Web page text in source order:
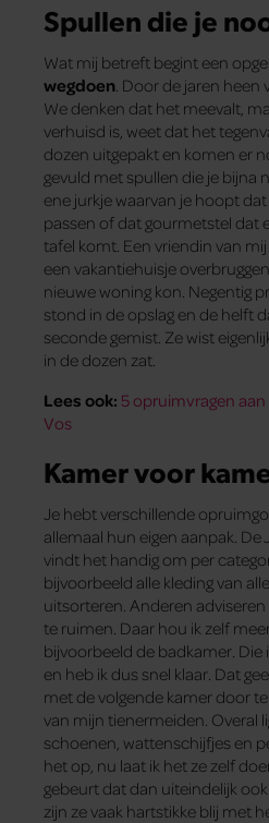
Spullen die je
Wat mij betreft begint een
wegdoen. Door de jaren heen
We denken dat het meevalt,
verhuisd is, weet dat het
dozen uitgepakt en komen er
gevuld met spullen die je bijna
ene jurkje waarvan je hoopt
passen of dat gourmetstel dat
tafel komt. Een vriendin van
een vakantiehuisje
nieuwe woning kon. Negentig
stond in de opslag en de helft
seconde gemist. Ze wist
in de dozen zat.
Lees ook: 5 opruimvragen
Vos
Kamer voor
Je hebt verschillende
allemaal hun eigen aanpak. De
vindt het handig om per
bijvoorbeeld alle kleding van
uitsorteren. Anderen adviseren
te ruimen. Daar hou ik zelf
bijvoorbeeld de badkamer.
en heb ik dus snel klaar. Dat
met de volgende kamer door
van mijn tienermeiden. Overal
schoenen, wattenschijfjes en
het op, nu laat ik het ze zelf
gebeurt dat dan uiteindelijk
zijn ze vaak hartstikke blij met